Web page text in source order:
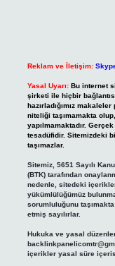
Reklam ve İletişim:
Yasal Uyarı: Bu internet
şirketi ile hiçbir
hazırladığımız
niteliği taşımamakta
yapılmamaktadır.
tesadüfidir. Sitemizdeki
taşımazlar.
Sitemiz, 5651 Sayılı
(BTK) tarafından
nedenle, sitedeki
yükümlülüğümüz
sorumluluğunu
etmiş sayılırlar.
Hukuka ve yasal
içerikler yasal süre